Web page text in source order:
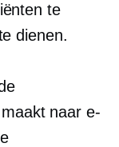
te
dienen.
naar e-